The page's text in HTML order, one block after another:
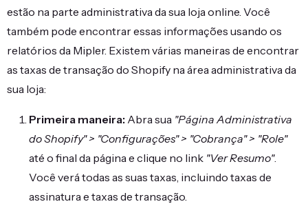
estão na parte administrativa da sua loja online. Você
também pode encontrar essas informações usando os
relatórios da Mipler. Existem várias maneiras de encontrar
as taxas de transação do Shopify na área administrativa da
sua loja:
Primeira maneira: Abra sua "Página Administrativa
do Shopify" > "Configurações" > "Cobrança" > "Role"
até o final da página e clique no link "Ver Resumo".
Você verá todas as suas taxas, incluindo taxas de
assinatura e taxas de transação.